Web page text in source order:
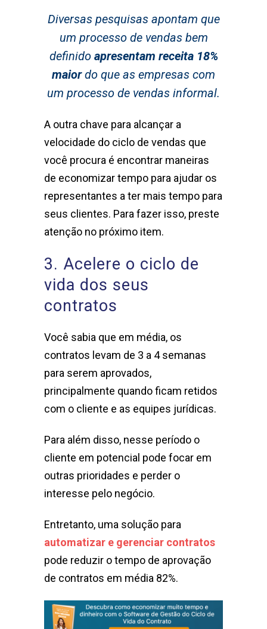
Diversas pesquisas apontam que
um processo de vendas bem
definidoapresentam receita 18%
maiordo que as empresas com
um processo de vendas informal.
A outra chave para alcançar a
velocidade do ciclo de vendas que
você procura é encontrar maneiras
de economizar tempo para ajudar os
representantes a ter mais tempo para
seus clientes. Para fazer isso, preste
atenção no próximo item.
3. Acelere o ciclo de
vida dos seus
contratos
Você sabia que em média, os
contratos levam de 3 a 4 semanas
para serem aprovados,
principalmente quando ficam retidos
com o cliente e as equipes jurídicas.
Para além disso, nesse período o
cliente em potencial pode focar em
outras prioridades e perder o
interesse pelo negócio.
Entretanto, uma solução para
automatizar e gerenciar contratos
pode reduzir o tempo de aprovação
de contratos em média 82%.